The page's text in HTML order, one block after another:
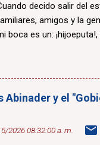
decido salir del
amigos y la
boca es un: ¡hijoeputa!,
Abinader y el
2026 08:32:00 a. m.